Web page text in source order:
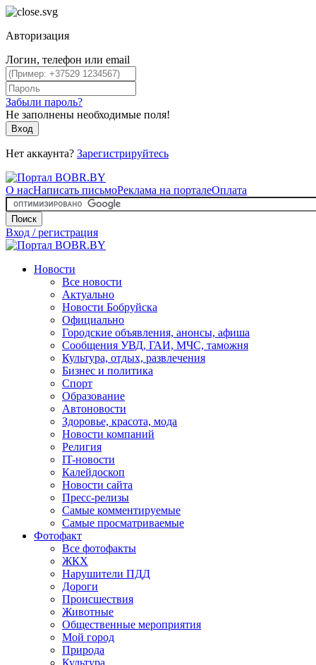
Авторизация
Логин, телефон или email
Забыли пароль?
Не заполнены необходимые поля!
Вход
Нет аккаунта? Зарегистрируйтесь
О насНаписать письмоРеклама на порталеОплата
Поиск
Вход / регистрация
Новости
Все новости
Актуально
Новости Бобруйска
Официально
Городские объявления, анонсы, афиша
Сообщения УВД, ГАИ, МЧС, таможня
Культура, отдых, развлечения
Бизнес и политика
Спорт
Образование
Автоновости
Здоровье, красота, мода
Новости компаний
Религия
IT-новости
Калейдоскоп
Новости сайта
Пресс-релизы
Самые комментируемые
Самые просматриваемые
Фотофакт
Все фотофакты
ЖКХ
Нарушители ПДД
Дороги
Происшествия
Животные
Общественные мероприятия
Мой город
Природа
Культура